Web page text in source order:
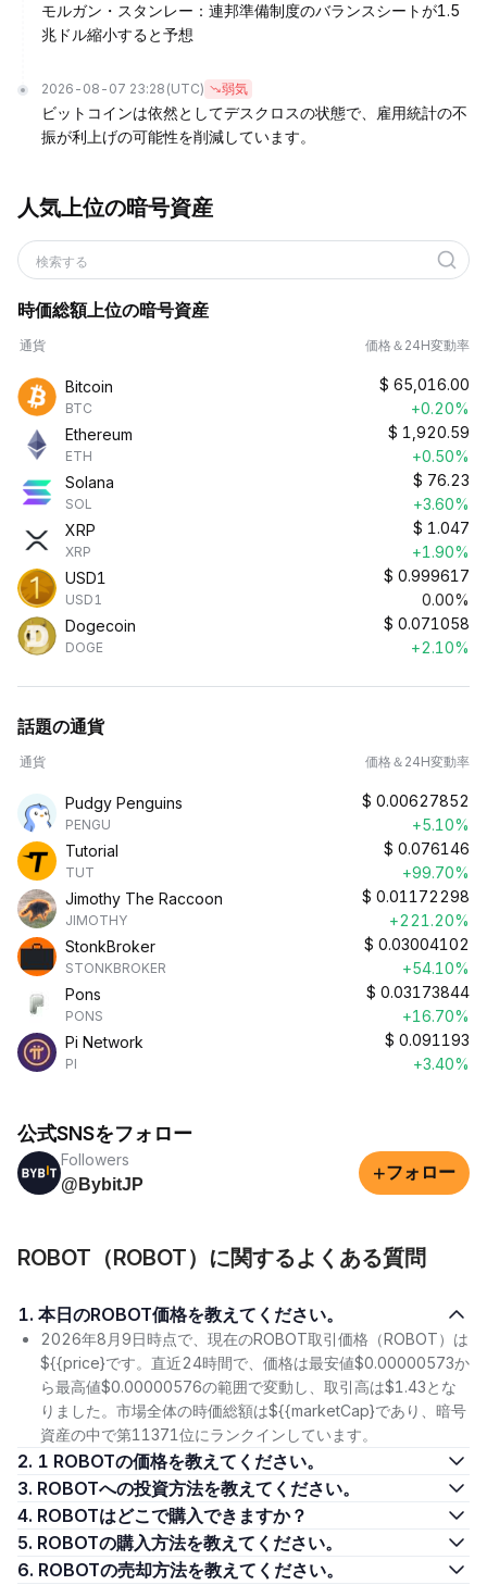
モルガン・スタンレー：連邦準備制度のバランスシートが1.5
兆ドル縮小すると予想
2026-08-07 23:28 (UTC) 弱気
ビットコインは依然としてデスクロスの状態で、雇用統計の不
振が利上げの可能性を削減しています。
人気上位の暗号資産
検索する
時価総額上位の暗号資産
通貨 価格＆24H変動率
Bitcoin
BTC
$ 65,016.00
+0.20%
Ethereum
ETH
$ 1,920.59
+0.50%
Solana
SOL
$ 76.23
+3.60%
XRP
XRP
$ 1.047
+1.90%
USD1
USD1
$ 0.999617
0.00%
Dogecoin
DOGE
$ 0.071058
+2.10%
話題の通貨
通貨 価格＆24H変動率
Pudgy Penguins
PENGU
$ 0.00627852
+5.10%
Tutorial
TUT
$ 0.076146
+99.70%
Jimothy The Raccoon
JIMOTHY
$ 0.01172298
+221.20%
StonkBroker
STONKBROKER
$ 0.03004102
+54.10%
Pons
PONS
$ 0.03173844
+16.70%
Pi Network
PI
$ 0.091193
+3.40%
公式SNSをフォロー
Followers
@BybitJP
+フォロー
ROBOT（ROBOT）に関するよくある質問
1. 本日のROBOT価格を教えてください。
2026年8月9日時点で、現在のROBOT取引価格（ROBOT）は
${{price}です。直近24時間で、価格は最安値$0.00000573か
ら最高値$0.00000576の範囲で変動し、取引高は$1.43とな
りました。市場全体の時価総額は${{marketCap}であり、暗号
資産の中で第11371位にランクインしています。
2. 1 ROBOTの価格を教えてください。
3. ROBOTへの投資方法を教えてください。
4. ROBOTはどこで購入できますか？
5. ROBOTの購入方法を教えてください。
6. ROBOTの売却方法を教えてください。